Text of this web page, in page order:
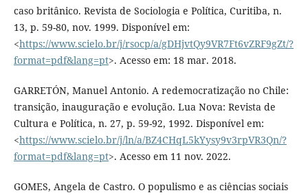
caso britânico. Revista de Sociologia e Política, Curitiba, n.
13, p. 59-80, nov. 1999. Disponível em:
<https://www.scielo.br/j/rsocp/a/gDHjvtQy9VR7Ft6vZRF9gZt/?
format=pdf&lang=pt>. Acesso em: 18 mar. 2018.
GARRETÓN, Manuel Antonio. A redemocratização no Chile:
transição, inauguração e evolução. Lua Nova: Revista de
Cultura e Política, n. 27, p. 59-92, 1992. Disponível em:
<https://www.scielo.br/j/ln/a/BZ4CHqL5kYysy9v3rpVR3Qn/?
format=pdf&lang=pt>. Acesso em 11 nov. 2022.
GOMES, Angela de Castro. O populismo e as ciências sociais